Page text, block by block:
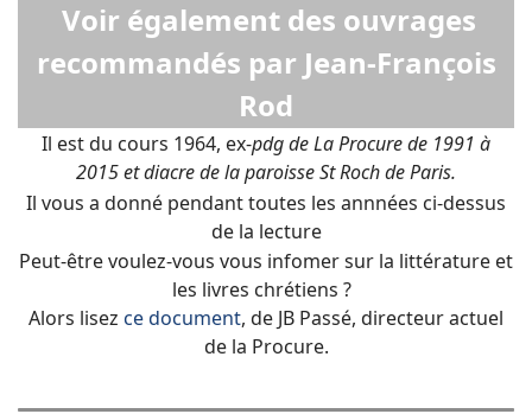
Voir également des ouvrages
recommandés par Jean-François
Rod
Il est du cours 1964, ex-pdg de La Procure de 1991 à
2015 et diacre de la paroisse St Roch de Paris.
Il vous a donné pendant toutes les annnées ci-dessus
de la lecture
Peut-être voulez-vous vous infomer sur la littérature et
les livres chrétiens ?
Alors lisez ce document, de JB Passé, directeur actuel
de la Procure.